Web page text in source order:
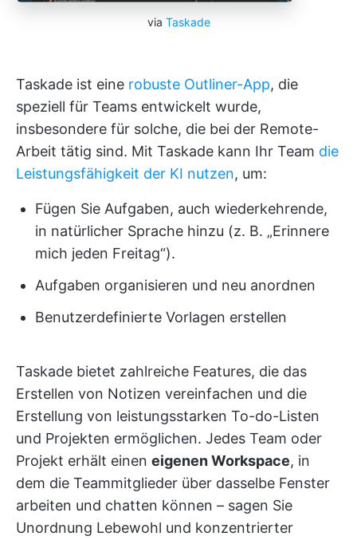
via Taskade
Taskade ist eine robuste Outliner-App, die
speziell für Teams entwickelt wurde,
insbesondere für solche, die bei der Remote-
Arbeit tätig sind. Mit Taskade kann Ihr Team die
Leistungsfähigkeit der KI nutzen, um:
Fügen Sie Aufgaben, auch wiederkehrende,
in natürlicher Sprache hinzu (z. B. „Erinnere
mich jeden Freitag“).
Aufgaben organisieren und neu anordnen
Benutzerdefinierte Vorlagen erstellen
Taskade bietet zahlreiche Features, die das
Erstellen von Notizen vereinfachen und die
Erstellung von leistungsstarken To-do-Listen
und Projekten ermöglichen. Jedes Team oder
Projekt erhält einen eigenen Workspace, in
dem die Teammitglieder über dasselbe Fenster
arbeiten und chatten können – sagen Sie
Unordnung Lebewohl und konzentrierter